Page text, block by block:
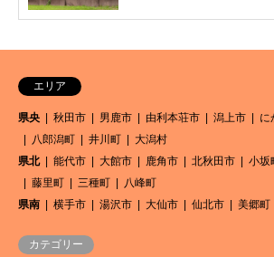
エリア
県央 秋田市 男鹿市 由利本荘市 潟上市 に
八郎潟町
井川町
大潟村
県北
能代市 大館市 鹿角市 北秋田市 小坂
藤里町
三種町
八峰町
県南
横手市 湯沢市 大仙市 仙北市 美郷町
カテゴリー